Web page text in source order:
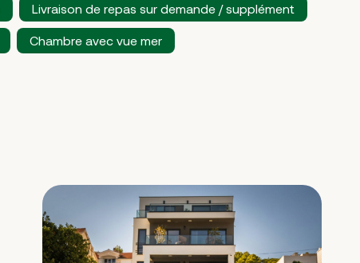
Livraison de repas sur demande / supplément
Chambre avec vue mer